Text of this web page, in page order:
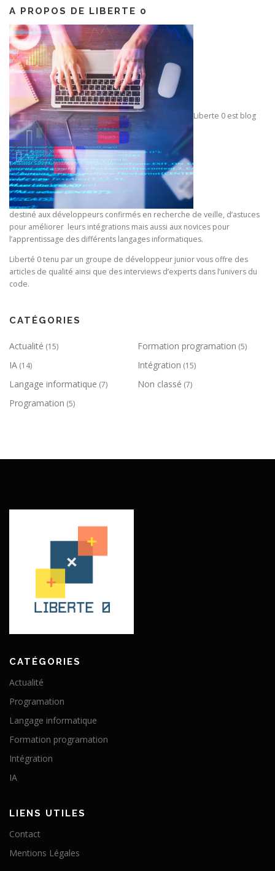
t
i
o
n
d
e
s
a
r
t
i
c
l
e
s
A PROPOS DE LIBERTE 0
Liberte 0 est blog
destiné aux développeurs confirmés en recherche de veille, d’astuces
pour améliorer leurs intégrations mais aussi aux novices pour
l’apprentissage des différents langages informatiques.
Liberté 0 tenu par un groupe de développeur junior vous offre des
articles de qualité ainsi que des interviews d’experts dans l’univers du
code.
CATÉGORIES
Actualité (15) Formation programation (5)
IA (14) Intégration (15)
Langage informatique (7) Non classé (7)
Programation (5)
CATÉGORIES
Actualité
Programation
Langage informatique
Formation programation
Intégration
IA
LIENS UTILES
Contact
Mentions Légales